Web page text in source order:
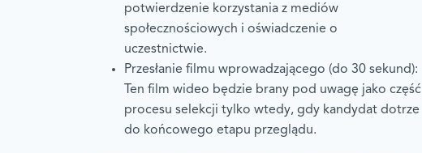
potwierdzenie korzystania z mediów
społecznościowych i oświadczenie o
uczestnictwie.
Przesłanie filmu wprowadzającego (do 30 sekund):
Ten film wideo będzie brany pod uwagę jako część
procesu selekcji tylko wtedy, gdy kandydat dotrze
do końcowego etapu przeglądu.